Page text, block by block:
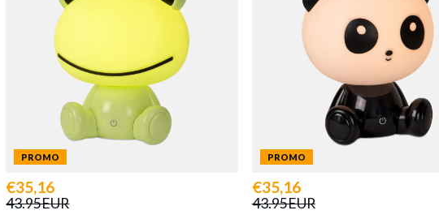
PROMO
€35,16
43.95EUR
PROMO
€35,16
43.95EUR